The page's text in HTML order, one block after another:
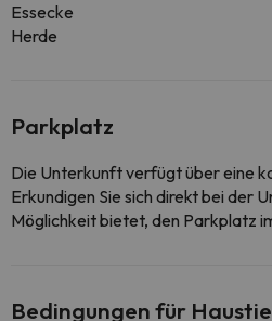
Essecke
Herde
Parkplatz
Die Unterkunft verfügt über eine
Erkundigen Sie sich direkt bei der
Möglichkeit bietet, den Parkplatz
Bedingungen für